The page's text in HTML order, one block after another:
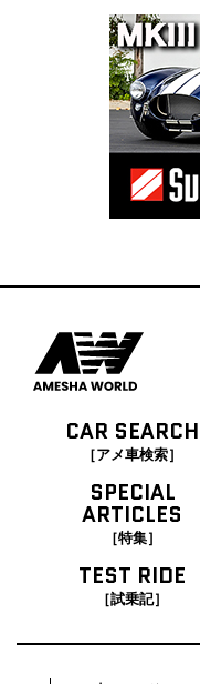
CAR SEARCH
［アメ車検索］
SPECIAL
ARTICLES
［特集］
TEST RIDE
［試乗記］